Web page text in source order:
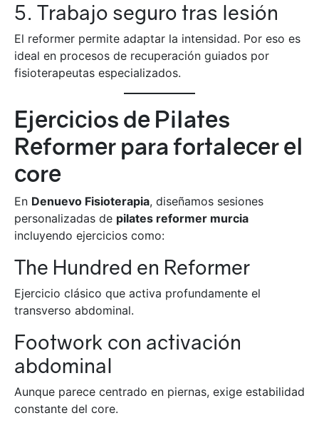
5. Trabajo seguro tras lesión
El reformer permite adaptar la intensidad. Por eso es
ideal en procesos de recuperación guiados por
fisioterapeutas especializados.
Ejercicios de Pilates
Reformer para fortalecer el
core
En Denuevo Fisioterapia, diseñamos sesiones
personalizadas de pilates reformer murcia
incluyendo ejercicios como:
The Hundred en Reformer
Ejercicio clásico que activa profundamente el
transverso abdominal.
Footwork con activación
abdominal
Aunque parece centrado en piernas, exige estabilidad
constante del core.